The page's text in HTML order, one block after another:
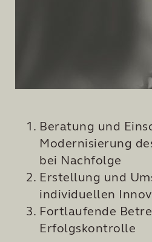
Beratung und
Modernisierung
bei Nachfolge
Erstellung und
individuellen
Fortlaufende
Erfolgskontrolle